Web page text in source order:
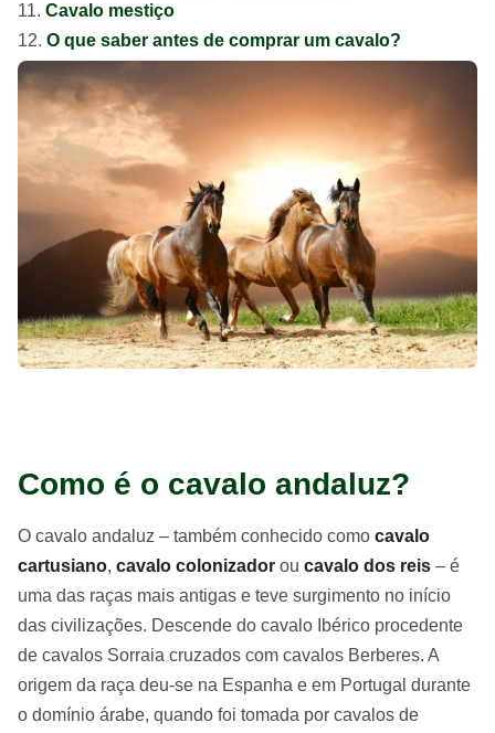
Cavalo mestiço
O que saber antes de comprar um cavalo?
Como é o cavalo andaluz?
O cavalo andaluz – também conhecido como cavalo
cartusiano, cavalo colonizador ou cavalo dos reis – é
uma das raças mais antigas e teve surgimento no início
das civilizações. Descende do cavalo Ibérico procedente
de cavalos Sorraia cruzados com cavalos Berberes. A
origem da raça deu-se na Espanha e em Portugal durante
o domínio árabe, quando foi tomada por cavalos de